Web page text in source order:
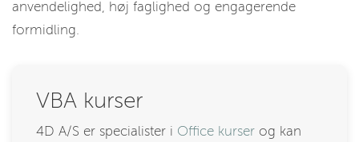
anvendelighed, høj faglighed og engagerende
formidling.
VBA kurser
4D A/S er specialister i Office kurser og kan